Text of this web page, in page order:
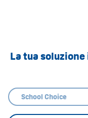
La tua
School Choice